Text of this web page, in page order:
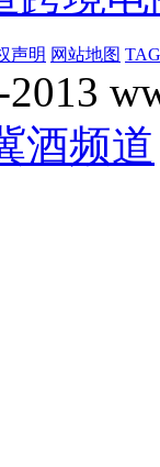
声明 网站地图
酒频道